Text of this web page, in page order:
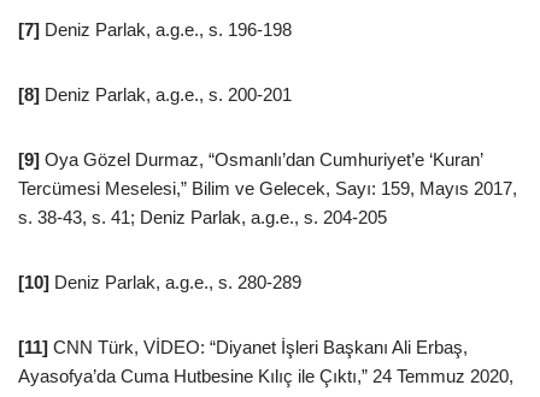
[7] Deniz Parlak, a.g.e., s. 196-198
[8] Deniz Parlak, a.g.e., s. 200-201
[9] Oya Gözel Durmaz, “Osmanlı’dan Cumhuriyet’e ‘Kuran’
Tercümesi Meselesi,” Bilim ve Gelecek, Sayı: 159, Mayıs 2017,
s. 38-43, s. 41; Deniz Parlak, a.g.e., s. 204-205
[10] Deniz Parlak, a.g.e., s. 280-289
[11] CNN Türk, VİDEO: “Diyanet İşleri Başkanı Ali Erbaş,
Ayasofya’da Cuma Hutbesine Kılıç ile Çıktı,” 24 Temmuz 2020,